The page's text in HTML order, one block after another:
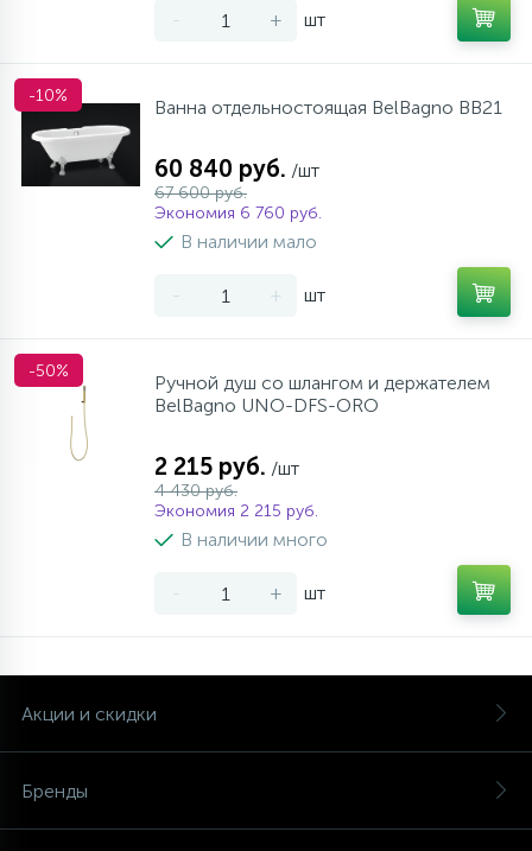
- + шт
-10%
Ванна отдельностоящая BelBagno BB21
60 840 руб. /шт
67 600 руб.
Экономия 6 760 руб.
В наличии мало
- + шт
-50%
Ручной душ со шлангом и держателем
BelBagno UNO-DFS-ORO
2 215 руб. /шт
4 430 руб.
Экономия 2 215 руб.
В наличии много
- + шт
Акции и скидки
Бренды